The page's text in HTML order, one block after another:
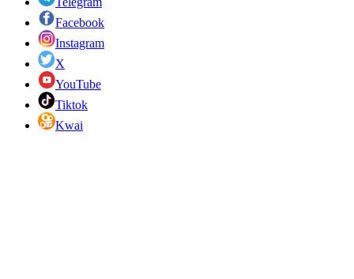
Facebook
Instagram
X
YouTube
Tiktok
Kwai